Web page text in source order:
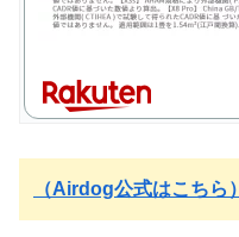
（Airdog公式はこちら）